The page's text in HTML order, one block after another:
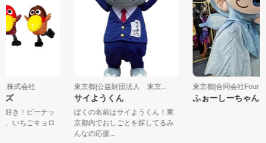
菓株式会社
ズ
好き！ピーナッ
、いちごキョロ
東京都|公益財団法人 東京...
サイようくん
ぼくの名前はサイようくん！東
京都内でおしごとを探してるみ
んなの応援...
東京都|合同会社Four
ふぉーしーちゃん